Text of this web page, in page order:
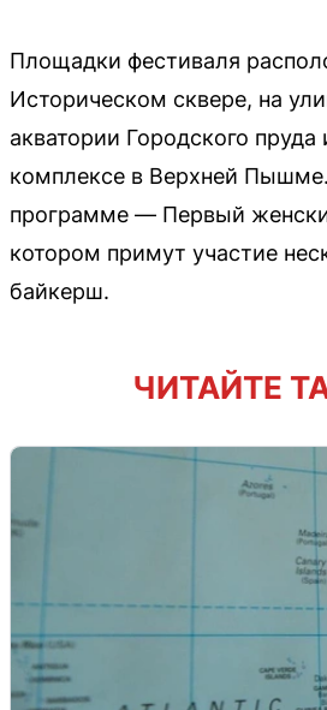
Площадки фестиваля
Историческом сквере, на
акватории Городского
комплексе в Верхней
программе — Первый
котором примут участие
байкерш.
ЧИТАЙТЕ